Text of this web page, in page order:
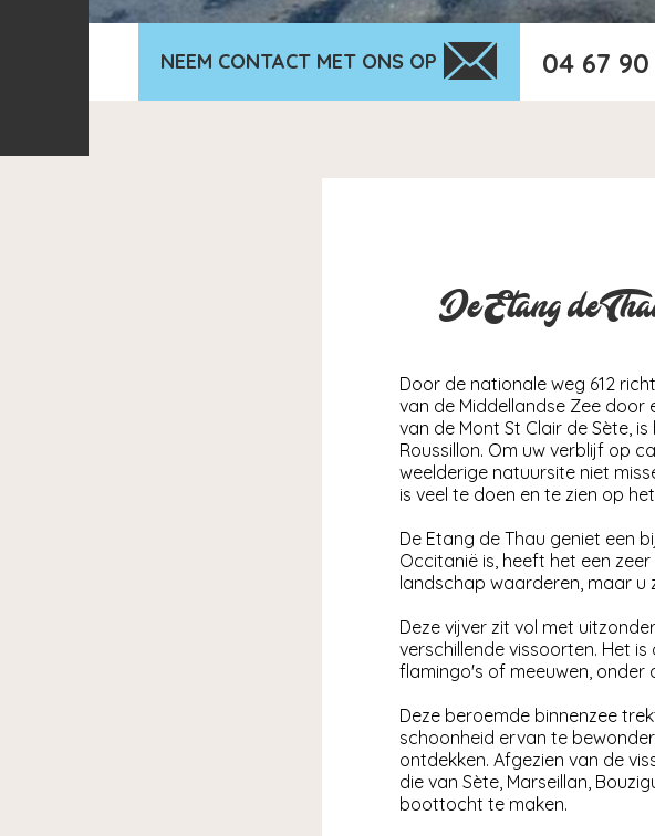
04 67 90
NEEM CONTACT MET ONS OP
De Etang de
Door de nationale weg 612
van de Middellandse Zee door
van de Mont St Clair de Sète,
Roussillon. Om uw verblijf op
weelderige natuursite niet
is veel te doen en te zien op
De Etang de Thau geniet een
Occitanië is, heeft het een
landschap waarderen, maar u
Deze vijver zit vol met
verschillende vissoorten. Het
flamingo's of meeuwen, onder
Deze beroemde binnenzee
schoonheid ervan te
ontdekken. Afgezien van de
die van Sète, Marseillan,
boottocht te maken.